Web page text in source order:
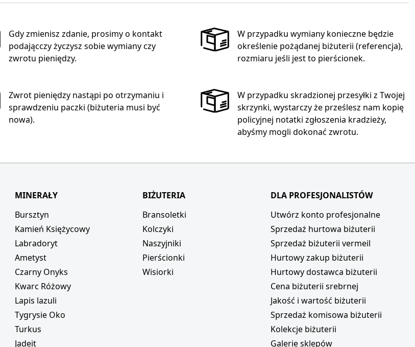
Gdy zmienisz zdanie, prosimy o kontakt
podającczy życzysz sobie wymiany czy
zwrotu pieniędzy.
W przypadku wymiany konieczne będzie
określenie pożądanej biżuterii (referencja),
rozmiaru jeśli jest to pierścionek.
Zwrot pieniędzy nastąpi po otrzymaniu i
sprawdzeniu paczki (biżuteria musi być
nowa).
W przypadku skradzionej przesyłki z Twojej
skrzynki, wystarczy że prześlesz nam kopię
policyjnej notatki zgłoszenia kradzieży,
abyśmy mogli dokonać zwrotu.
MINERAŁY
Bursztyn
Kamień Księżycowy
Labradoryt
Ametyst
Czarny Onyks
Kwarc Różowy
Lapis lazuli
Tygrysie Oko
Turkus
Jadeit
BIŻUTERIA
Bransoletki
Kolczyki
Naszyjniki
Pierścionki
Wisiorki
DLA PROFESJONALISTÓW
Utwórz konto profesjonalne
Sprzedaż hurtowa biżuterii
Sprzedaż biżuterii vermeil
Hurtowy zakup biżuterii
Hurtowy dostawca biżuterii
Cena biżuterii srebrnej
Jakość i wartość biżuterii
Sprzedaż komisowa biżuterii
Kolekcje biżuterii
Galerie sklepów